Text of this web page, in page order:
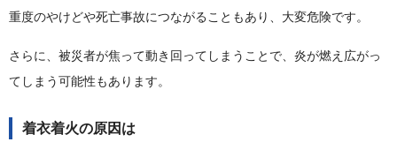
重度のやけどや死亡事故につながることもあり、大変危険です。
さらに、被災者が焦って動き回ってしまうことで、炎が燃え広がっ
てしまう可能性もあります。
着衣着火の原因は